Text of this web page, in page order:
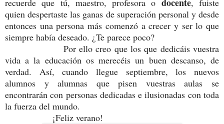
quien despertaste las ganas de superación personal y desde
entonces una persona más comenzó a crecer y ser lo que
siempre había deseado. ¿Te parece poco?
Por ello creo que los que dedicáis vuestra
vida a la educación os merecéis un buen descanso, de
verdad. Así, cuando llegue septiembre, los nuevos
alumnos y alumnas que pisen vuestras aulas se
encontrarán con personas dedicadas e ilusionadas con toda
la fuerza del mundo.
¡Feliz verano!